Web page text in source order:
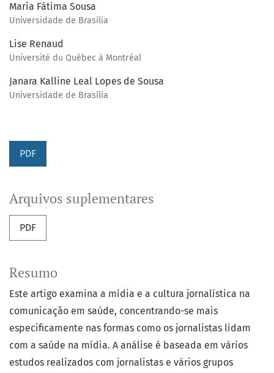
Maria Fátima Sousa
Universidade de Brasília
Lise Renaud
Université du Québec à Montréal
Janara Kalline Leal Lopes de Sousa
Universidade de Brasília
PDF
Arquivos suplementares
PDF
Resumo
Este artigo examina a mídia e a cultura jornalística na
comunicação em saúde, concentrando-se mais
especificamente nas formas como os jornalistas lidam
com a saúde na mídia. A análise é baseada em vários
estudos realizados com jornalistas e vários grupos